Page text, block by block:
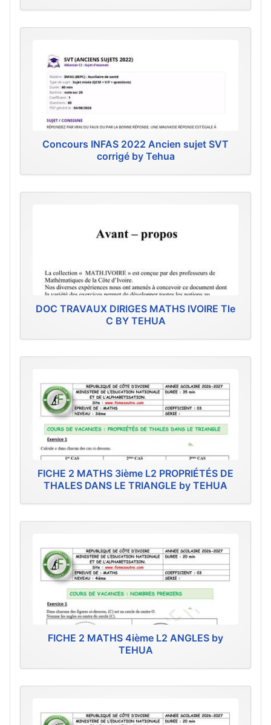
Concours INFAS 2022 Ancien sujet SVT
corrigé by Tehua
DOC TRAVAUX DIRIGES MATHS IVOIRE Tle
C BY TEHUA
FICHE 2 MATHS 3ième L2 PROPRIÉTÉS DE
THALES DANS LE TRIANGLE by TEHUA
FICHE 2 MATHS 4ième L2 ANGLES by
TEHUA